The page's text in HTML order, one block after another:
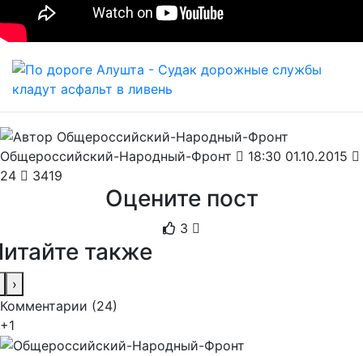
Общероссийский-Народный-Фронт
18:30 01.10.2015
24
3419
Оцените пост
3
также
›
Комментарии (24)
+1